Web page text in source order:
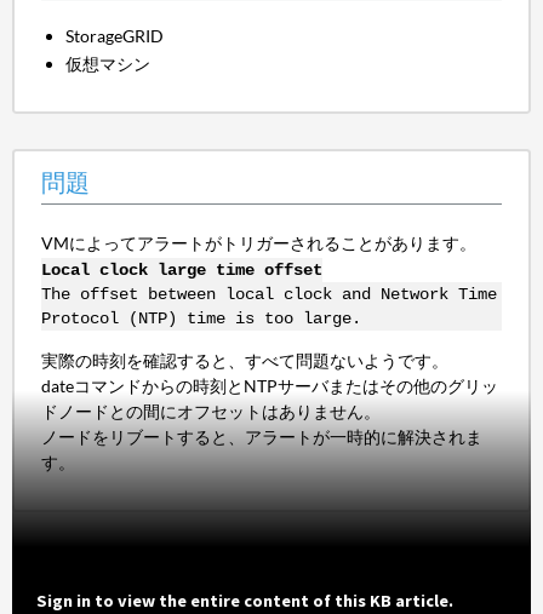
StorageGRID
仮想マシン
問題
VMによってアラートがトリガーされることがあります。
Local clock large time offset
The offset between local clock and Network Time
Protocol (NTP) time is too large.
実際の時刻を確認すると、すべて問題ないようです。
dateコマンドからの時刻とNTPサーバまたはその他のグリッ
ドノードとの間にオフセットはありません。
ノードをリブートすると、アラートが一時的に解決されま
す。
Sign in to view the entire content of this KB article.